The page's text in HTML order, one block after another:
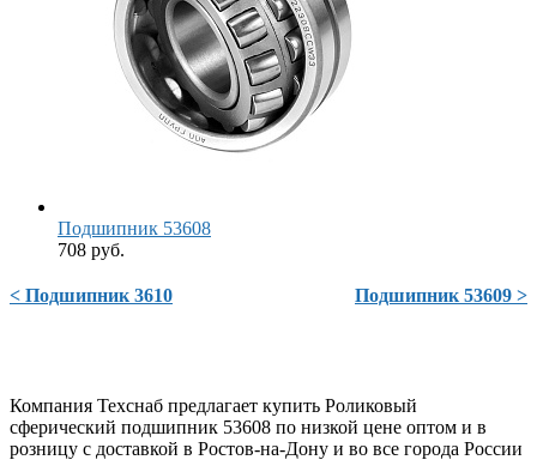
Подшипник 53608
708 руб.
< Подшипник 3610 Подшипник 53609 >
Компания Техснаб предлагает купить Роликовый
сферический подшипник 53608 по низкой цене оптом и в
розницу с доставкой в Ростов-на-Дону и во все города России